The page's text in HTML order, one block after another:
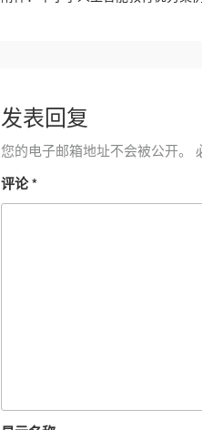
发表回复
您的电子邮箱地址不会被公开。
评论*